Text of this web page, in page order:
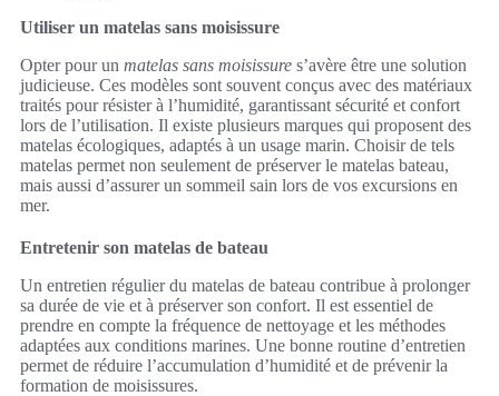
Utiliser un matelas sans moisissure
Opter pour un matelas sans moisissure s’avère être une solution
judicieuse. Ces modèles sont souvent conçus avec des matériaux
traités pour résister à l’humidité, garantissant sécurité et confort
lors de l’utilisation. Il existe plusieurs marques qui proposent des
matelas écologiques, adaptés à un usage marin. Choisir de tels
matelas permet non seulement de préserver le matelas bateau,
mais aussi d’assurer un sommeil sain lors de vos excursions en
mer.
Entretenir son matelas de bateau
Un entretien régulier du matelas de bateau contribue à prolonger
sa durée de vie et à préserver son confort. Il est essentiel de
prendre en compte la fréquence de nettoyage et les méthodes
adaptées aux conditions marines. Une bonne routine d’entretien
permet de réduire l’accumulation d’humidité et de prévenir la
formation de moisissures.